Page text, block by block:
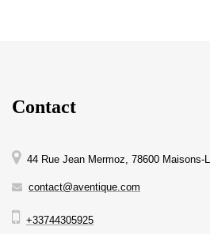
Contact
44 Rue Jean Mermoz, 78600 Maisons-
contact@aventique.com
+33744305925